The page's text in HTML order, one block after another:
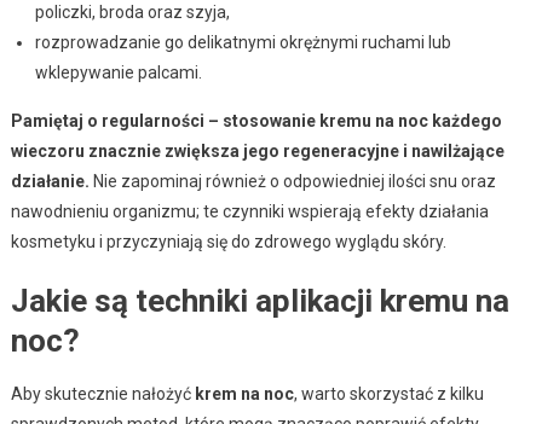
policzki, broda oraz szyja,
rozprowadzanie go delikatnymi okrężnymi ruchami lub
wklepywanie palcami.
Pamiętaj o regularności – stosowanie kremu na noc każdego
wieczoru znacznie zwiększa jego regeneracyjne i nawilżające
działanie. Nie zapominaj również o odpowiedniej ilości snu oraz
nawodnieniu organizmu; te czynniki wspierają efekty działania
kosmetyku i przyczyniają się do zdrowego wyglądu skóry.
Jakie są techniki aplikacji kremu na
noc?
Aby skutecznie nałożyć krem na noc, warto skorzystać z kilku